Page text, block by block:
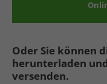
Oder Sie können
herunterladen
versenden.